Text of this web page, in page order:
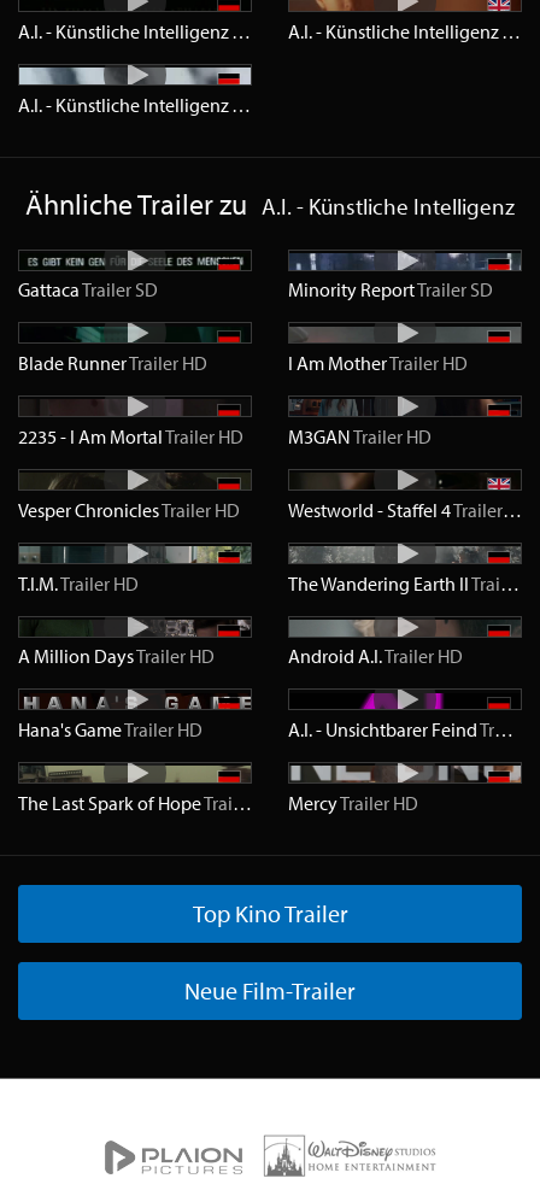
A.I. - Künstliche Intelligenz
Trailer SD A.I. - Künstliche Intelligenz
A.I. - Künstliche Intelligenz
Teaser
Ähnliche Trailer zu A.I. - Künstliche Intelligenz
GattacaTrailer SD Minority ReportTrailer SD
Blade RunnerTrailer HD I Am MotherTrailer HD
2235 - I Am MortalTrailer HD M3GANTrailer HD
Vesper ChroniclesTrailer HD Westworld - Staffel 4TrailerHD
T.I.M.Trailer HD The Wandering Earth IITrailer
A Million DaysTrailer HD Android A.I.Trailer HD
Hana's GameTrailer HD A.I. - Unsichtbarer FeindTrailer
The Last Spark of HopeTrailer MercyTrailer HD
Top Kino Trailer
Neue Film-Trailer